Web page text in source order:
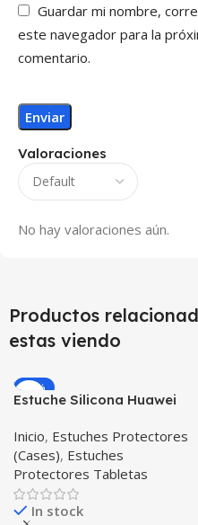
Valoraciones
No hay valoraciones aún.
Guardar mi nombre,
este navegador para la
comentario.
Productos
estas viendo
-12%
Estuche Silicona Huawei
Inicio, Estuches Protectores
(Cases), Estuches
Protectores Tabletas
In stock